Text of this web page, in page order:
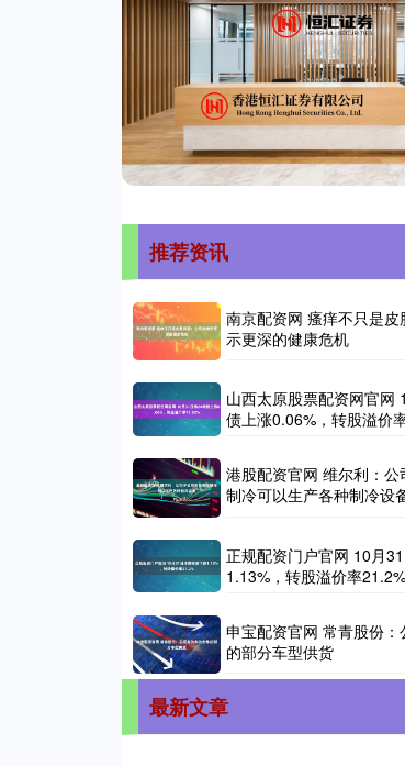
推荐资讯
南京配资网 瘙痒不只是
示更深的健康危机
山西太原股票配资网官网
债上涨0.06%，转股溢价
港股配资官网 维尔利：
制冷可以生产各种制冷设
正规配资门户官网 10月
1.13%，转股溢价率21.2%
申宝配资官网 常青股份
的部分车型供货
最新文章